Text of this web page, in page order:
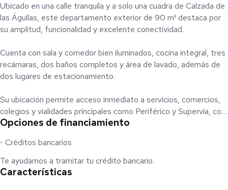
Ubicado en una calle tranquila y a solo una cuadra de Calzada de
las Águilas, este departamento exterior de 90 m² destaca por
su amplitud, funcionalidad y excelente conectividad.
Cuenta con sala y comedor bien iluminados, cocina integral, tres
recámaras, dos baños completos y área de lavado, además de
dos lugares de estacionamiento.
Su ubicación permite acceso inmediato a servicios, comercios,
colegios y vialidades principales como Periférico y Supervía, con
conexión ágil hacia Santa Fe.
Una excelente opción para quienes buscan espacio, ubicación y
una buena relación valor–precio en el sur poniente de la ciudad.
Opciones de financiamiento
Créditos bancarios
Te ayudamos a tramitar tu crédito bancario.
Características